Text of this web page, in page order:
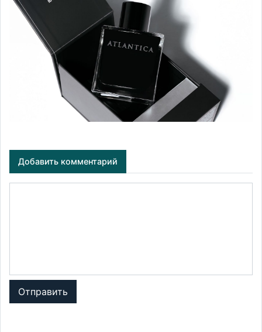
Добавить комментарий
Отправить